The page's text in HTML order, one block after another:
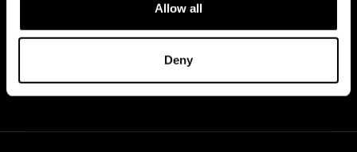
Allow all
Deny